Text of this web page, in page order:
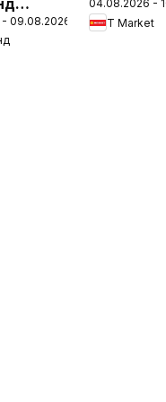
09.08.2026
Седмична
брошура
04.08.2026 -
T Market